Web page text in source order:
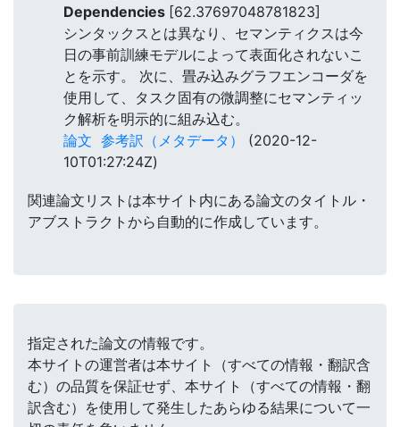
Dependencies [62.37697048781823]
シンタックスとは異なり、セマンティクスは今
日の事前訓練モデルによって表面化されないこ
とを示す。 次に、畳み込みグラフエンコーダを
使用して、タスク固有の微調整にセマンティッ
ク解析を明示的に組み込む。
論文 参考訳（メタデータ）
(2020-12-
10T01:27:24Z)
関連論文リストは本サイト内にある論文のタイトル・
アブストラクトから自動的に作成しています。
指定された論文の情報です。
本サイトの運営者は本サイト（すべての情報・翻訳含
む）の品質を保証せず、本サイト（すべての情報・翻
訳含む）を使用して発生したあらゆる結果について一